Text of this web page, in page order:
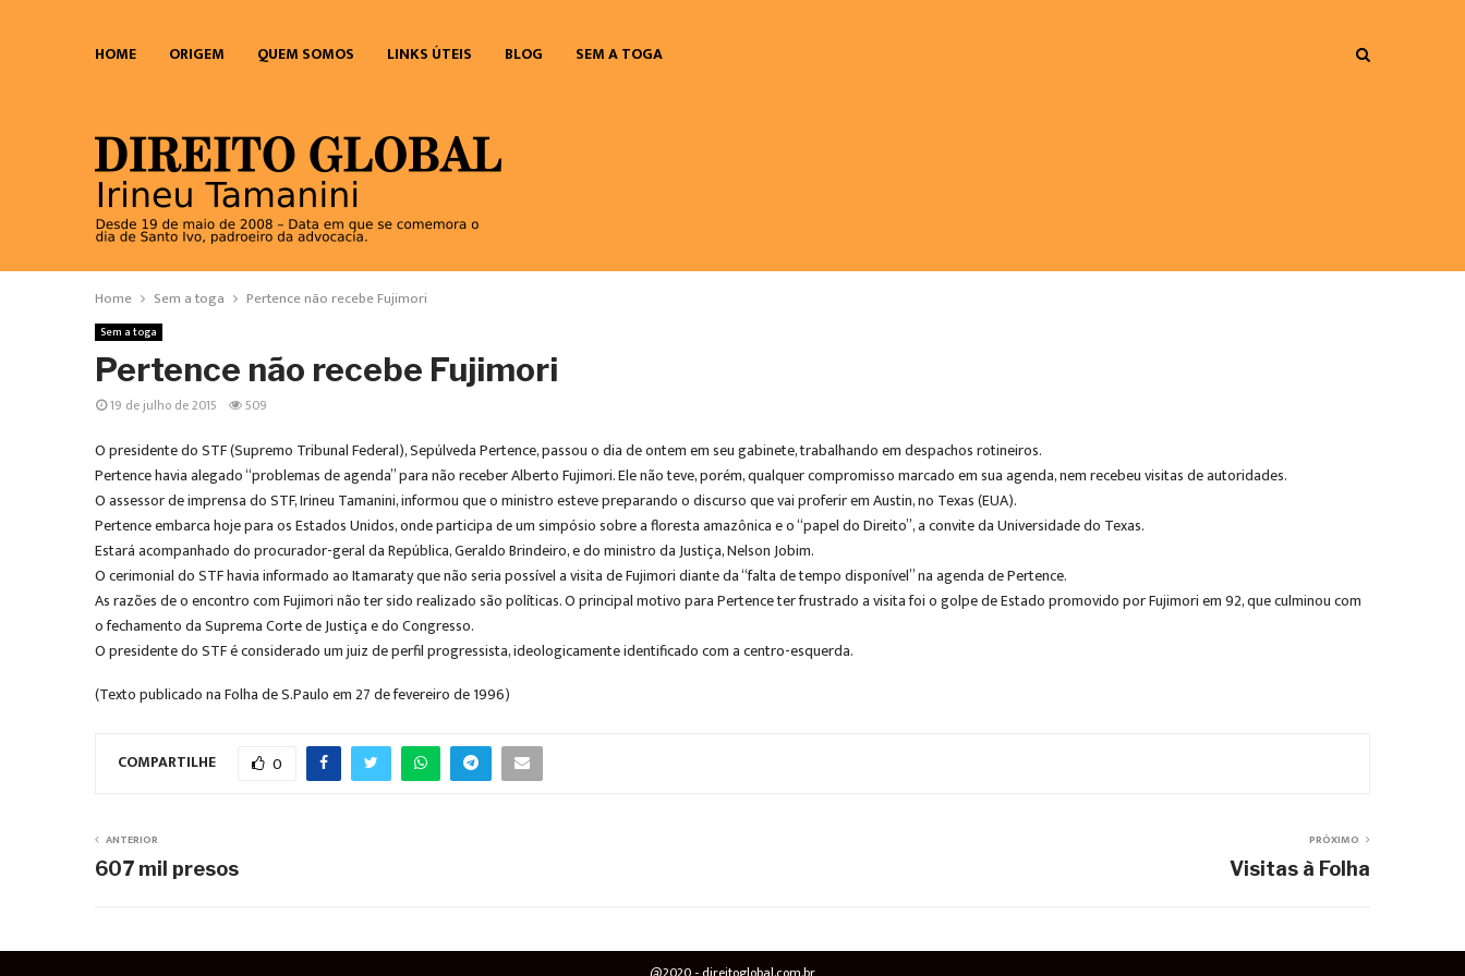
HOME ORIGEM QUEM SOMOS LINKS ÚTEIS BLOG SEM A TOGA
Home Sem a toga Pertence não recebe Fujimori
Sem a toga
Pertence não recebe Fujimori
19 de julho de 2015 509
O presidente do STF (Supremo Tribunal Federal), Sepúlveda Pertence, passou o dia de ontem em seu gabinete, trabalhando em despachos rotineiros.
Pertence havia alegado “problemas de agenda” para não receber Alberto Fujimori. Ele não teve, porém, qualquer compromisso marcado em sua agenda, nem recebeu visitas de autoridades.
O assessor de imprensa do STF, Irineu Tamanini, informou que o ministro esteve preparando o discurso que vai proferir em Austin, no Texas (EUA).
Pertence embarca hoje para os Estados Unidos, onde participa de um simpósio sobre a floresta amazônica e o “papel do Direito”, a convite da Universidade do Texas.
Estará acompanhado do procurador-geral da República, Geraldo Brindeiro, e do ministro da Justiça, Nelson Jobim.
O cerimonial do STF havia informado ao Itamaraty que não seria possível a visita de Fujimori diante da “falta de tempo disponível” na agenda de Pertence.
As razões de o encontro com Fujimori não ter sido realizado são políticas. O principal motivo para Pertence ter frustrado a visita foi o golpe de Estado promovido por Fujimori em 92, que culminou com
o fechamento da Suprema Corte de Justiça e do Congresso.
O presidente do STF é considerado um juiz de perfil progressista, ideologicamente identificado com a centro-esquerda.
(Texto publicado na Folha de S.Paulo em 27 de fevereiro de 1996)
COMPARTILHE 0
ANTERIOR
607 mil presos
PRÓXIMO
Visitas à Folha